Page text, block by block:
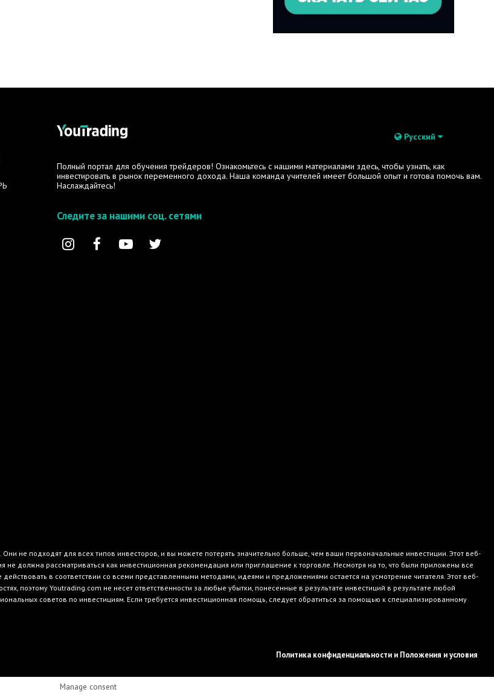
Русский
Полный портал для обучения трейдеров! Ознакомьтесь с нашими материалами здесь, чтобы узнать, как
инвестировать в рынок переменного дохода. Наша команда учителей имеет большой опыт и готова помочь вам.
Наслаждайтесь!
Следите за нашими соц. сетями
не подходят для всех типов инвесторов, и вы можете потерять значительно больше, чем ваши первоначальные инвестиции. Этот веб-
должна рассматриваться как инвестиционная рекомендация или приглашение к торговле. Несмотря на то, что были приложены все
в соответствии со всеми представленными методами, идеями и предложениями остается на усмотрение читателя. Этот веб-
поэтому Youtrading.com не несет ответственности за любые убытки, понесенные в результате инвестиций в результате любой
советов по инвестициям. Если требуется инвестиционная помощь, следует обратиться за помощью к специализированному
Политика конфиденциальности и Положения и условия
Manage consent